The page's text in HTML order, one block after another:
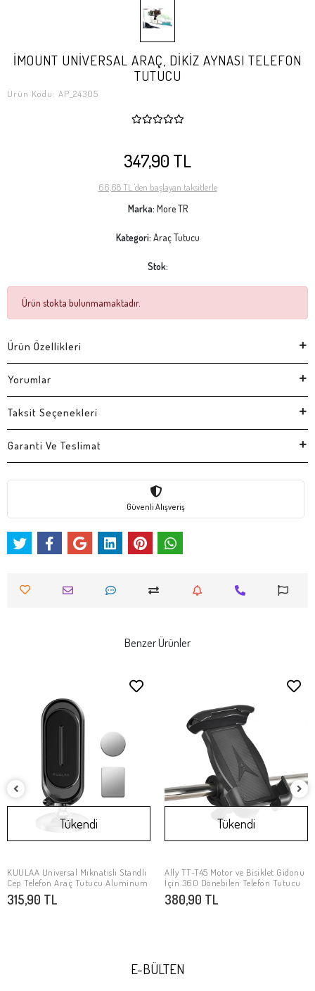
İMOUNT UNİVERSAL ARAÇ, DİKİZ AYNASI TELEFON
TUTUCU
Ürün Kodu: AP_24305
347,90 TL
66,68 TL 'den başlayan taksitlerle
Marka: More TR
Kategori: Araç Tutucu
Stok:
Ürün stokta bulunmamaktadır.
Ürün Özellikleri
Yorumlar
Taksit Seçenekleri
Garanti Ve Teslimat
Güvenli Alışveriş
Benzer Ürünler
Stokta Yok
Tükendi
KUULAA Universal Mıknatıslı Standlı
Cep Telefon Araç Tutucu Aluminum
315,90 TL
Stokta Yok
Tükendi
Ally TT-T45 Motor ve Bisiklet Gidonu
İçin 360 Dönebilen Telefon Tutucu
380,90 TL
E-BÜLTEN